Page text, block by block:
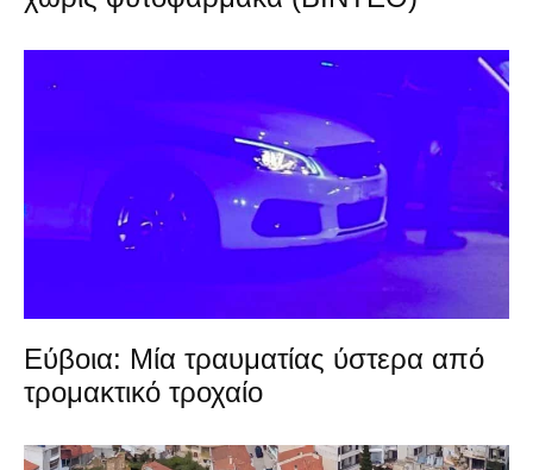
Εύβοια: Μία τραυματίας ύστερα από
τρομακτικό τροχαίο